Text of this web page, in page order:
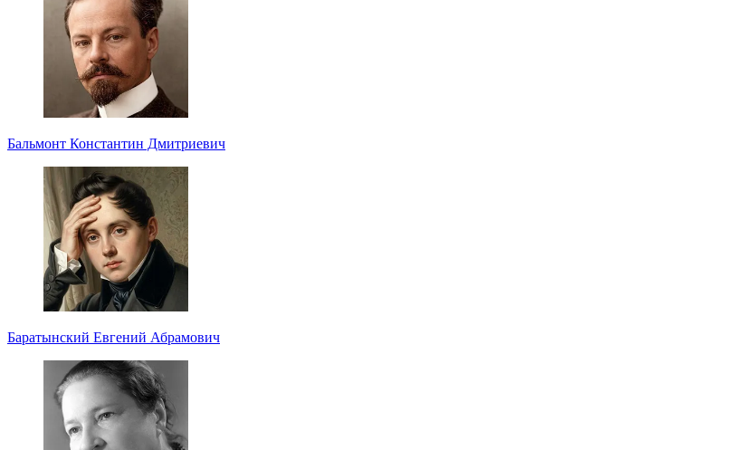
Бальмонт Константин Дмитриевич
Баратынский Евгений Абрамович